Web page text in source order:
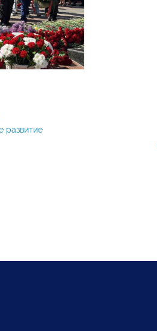
развитие